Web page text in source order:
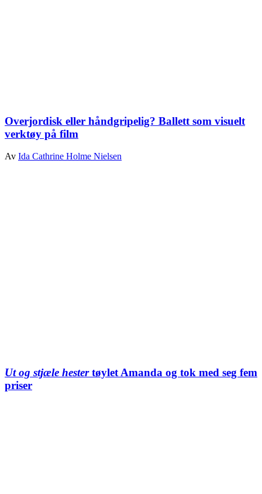
Overjordisk eller håndgripelig? Ballett som visuelt
verktøy på film
Av Ida Cathrine Holme Nielsen
Ut og stjæle hestertøylet Amanda og tok med seg fem
priser